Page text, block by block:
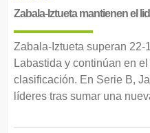
Zabala-Iztueta mantienen el
Zabala-Iztueta superan 22-
Labastida y continúan en
clasificación. En Serie B,
líderes tras sumar una